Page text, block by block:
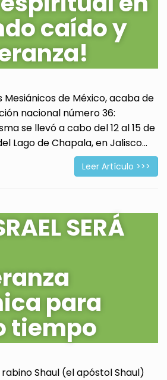
caído y
Mesiánicos de México, acaba de
nacional número 36:
se llevó a cabo del 12 al 15 de
Lago de Chapala, en Jalisco...
Leer Artículo >>>
SERÁ
para
tiempo
rabino Shaul (el apóstol Shaul)